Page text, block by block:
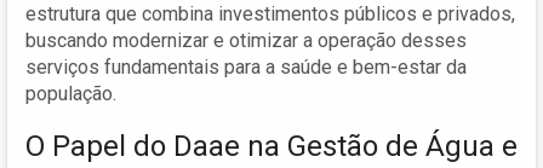
estrutura que combina investimentos públicos e privados,
buscando modernizar e otimizar a operação desses
serviços fundamentais para a saúde e bem-estar da
população.
O Papel do Daae na Gestão de Água e